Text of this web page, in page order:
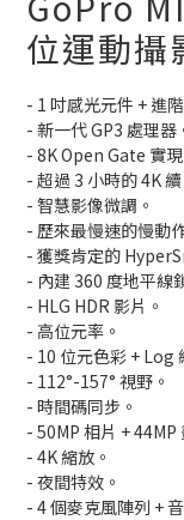
位運動攝
- 1 吋感光元件 + 進
- 新一代 GP3 處理器
- 8K Open Gate 實
- 超過 3 小時的 4K
- 智慧影像微調。
- 歷來最慢速的慢動
- 獲獎肯定的
- 內建 360 度地平線
- HLG HDR 影片。
- 高位元率。
- 10 位元色彩 + Log
- 112°-157° 視野。
- 時間碼同步。
- 50MP 相片 + 44MP
- 4K 縮放。
- 夜間特效。
- 4 個麥克風陣列 +